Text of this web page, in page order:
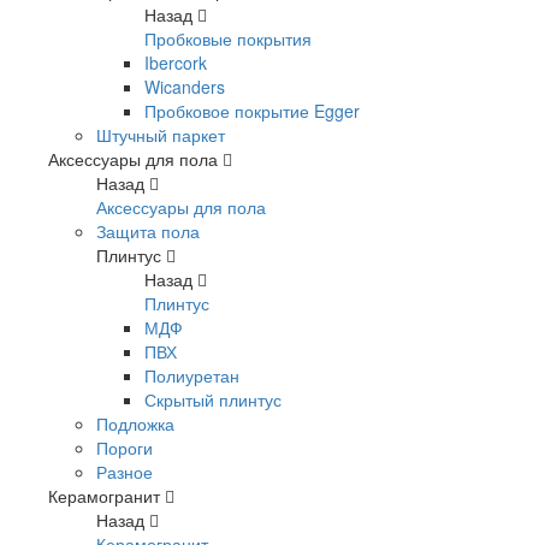
Назад
Пробковые покрытия
Ibercork
Wicanders
Пробковое покрытие Egger
Штучный паркет
Аксессуары для пола
Назад
Аксессуары для пола
Защита пола
Плинтус
Назад
Плинтус
МДФ
ПВХ
Полиуретан
Скрытый плинтус
Подложка
Пороги
Разное
Керамогранит
Назад